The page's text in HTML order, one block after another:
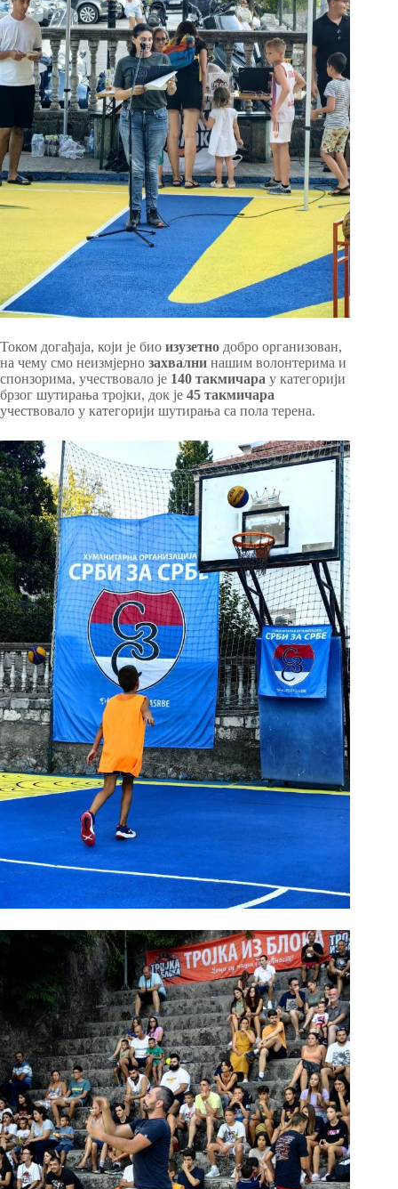
Током догађаја, који је био изузетно добро организован,
на чему смо неизмјерно захвални нашим волонтерима и
спонзорима, учествовало је 140 такмичара у категорији
брзог шутирања тројки, док је 45 такмичара
учествовало у категорији шутирања са пола терена.